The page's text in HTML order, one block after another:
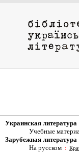
Украинская литература
Учебные
Зарубежная литература
На русском
: